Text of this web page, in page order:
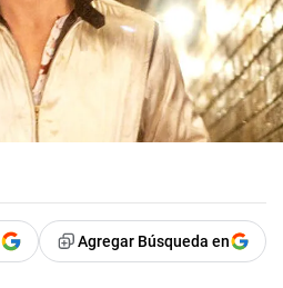
Agregar Búsqueda en